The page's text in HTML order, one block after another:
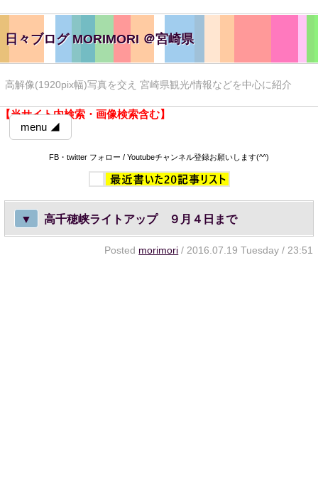
日々ブログ MORIMORI ＠宮崎県
高解像(1920pix幅)写真を交え 宮崎県観光/情報などを中心に紹介
【当サイト内検索・画像検索含む】
menu ◢
FB・twitter フォロー / Youtubeチャンネル登録お願いします(^^)
▼ 高千穂峡ライトアップ ９月４日まで
Posted morimori / 2016.07.19 Tuesday / 23:51